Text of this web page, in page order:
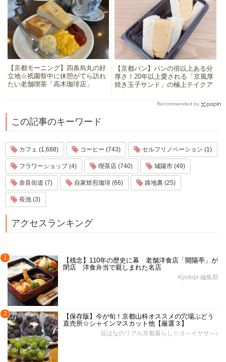
【京都モーニング】四条烏丸の好
立地☆祇園祭中に休憩がてら訪れ
たい老舗喫茶「高木珈琲店」
【京都パン】パンの倍以上ある分
厚さ！20年以上愛される「京風厚
焼き玉子サンド」の極上テイクア
Recommended by
この記事のキーワード
カフェ (1,688) コーヒー (743) セルフリノベーション (1)
フラワーショップ (4) 喫茶店 (740) 城陽市 (49)
奈良街道 (7) 自家焙煎珈琲 (66) 路地裏 (25)
長池 (3)
アクセスランキング
1
【残念】110年の歴史に幕 老舗洋食店「開陽亭」が
閉店 洋食弁当で親しまれた名店
Kyotopi 編集部
2
【保存版】今が旬！京都山科オススメの穴場ぶどう
直売所☆シャインマスカット他【厳選３】
豆はなのリアル京都暮らし☆ヨ～イヤサ～♪